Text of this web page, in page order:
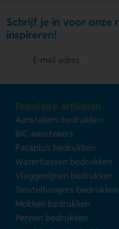
Schrijf je in voor onze
inspireren!
Populaire artikelen
Aanstekers bedrukken
BIC aanstekers
Paraplu's bedrukken
Waterflessen bedrukken
Vlaggenlijnen bedrukken
Sleutelhangers bedrukken
Mokken bedrukken
Pennen bedrukken